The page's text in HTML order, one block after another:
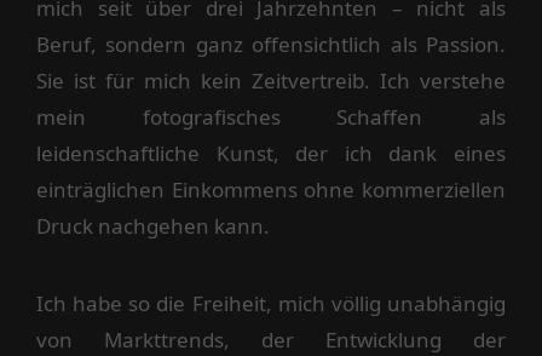
mich seit über drei Jahrzehnten – nicht als
Beruf, sondern ganz offensichtlich als Passion.
Sie ist für mich kein Zeitvertreib. Ich verstehe
mein fotografisches Schaffen als
leidenschaftliche Kunst, der ich dank eines
einträglichen Einkommens ohne kommerziellen
Druck nachgehen kann.
Ich habe so die Freiheit, mich völlig unabhängig
von Markttrends, der Entwicklung der